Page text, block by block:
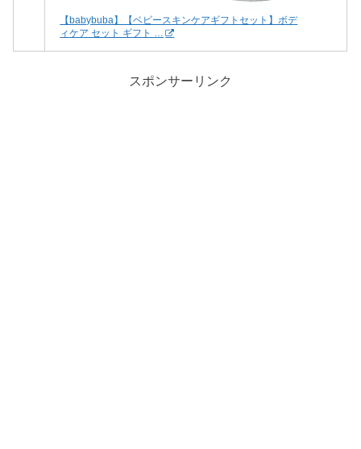
【babybuba】【ベビースキンケアギフトセット】ボデ
ィケア セット ギフト …
スポンサーリンク